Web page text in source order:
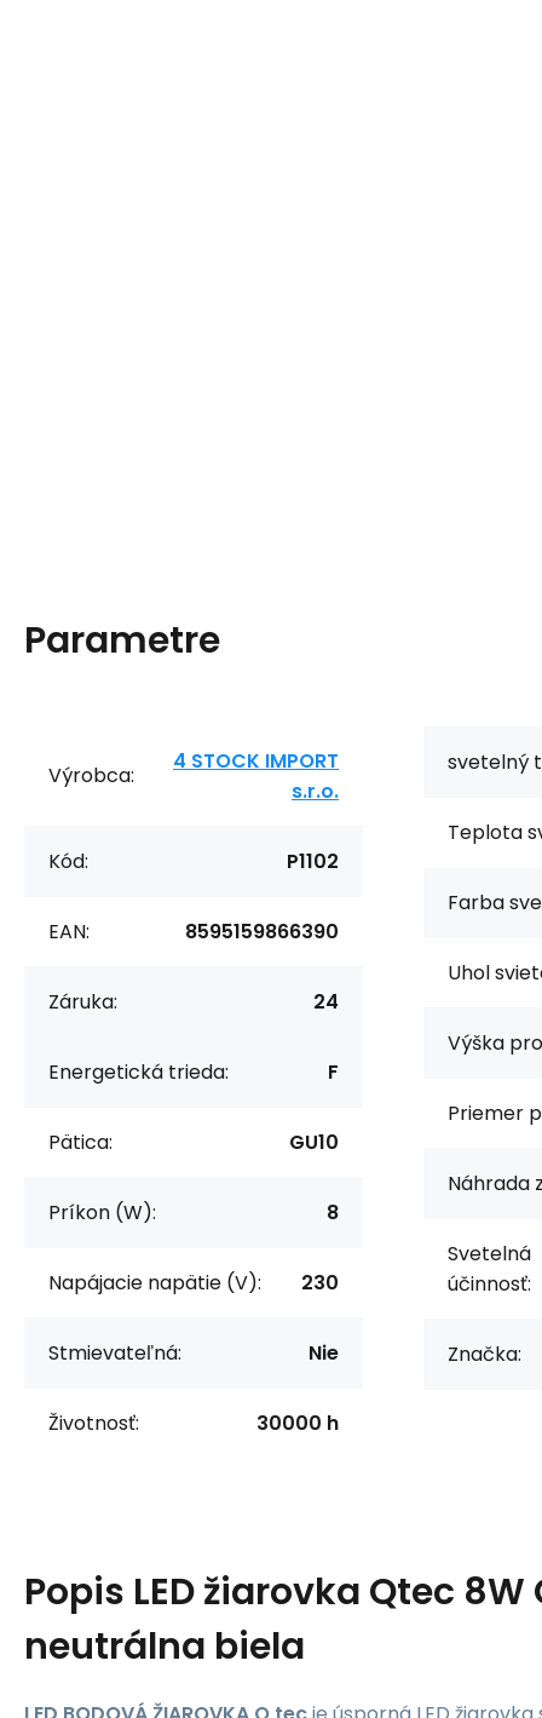
Parametre
Výrobca:
4 STOCK IMPORT
s.r.o.
Kód: P1102
EAN: 8595159866390
Záruka: 24
Energetická trieda: F
Pätica: GU10
Príkon (W): 8
Napájacie napätie (V): 230
Stmievateľná: Nie
Životnosť: 30000 h
svetelný
Teplota
Farba
Uhol
Výška
Priemer
Náhrada
Svetelná
účinnosť:
Značka:
Popis LED žiarovka Qtec 8W
neutrálna biela